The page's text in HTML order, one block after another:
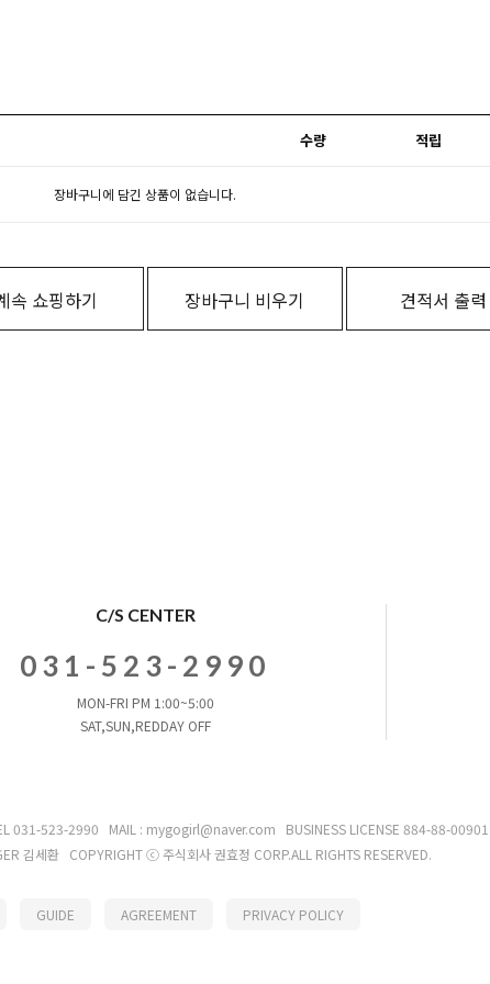
수량 적립
장바구니에 담긴 상품이 없습니다.
속 쇼핑하기 장바구니 비우기 견적서 출력
C/S CENTER
031-523-2990
MON-FRI PM 1:00~5:00
SAT,SUN,REDDAY OFF
031-523-2990 MAIL : mygogirl@naver.com
BUSINESS LICENSE 884-88-
김세환 COPYRIGHT ⓒ 주식회사 권효정 CORP.ALL RIGHTS RESERVED.
GUIDE AGREEMENT PRIVACY POLICY